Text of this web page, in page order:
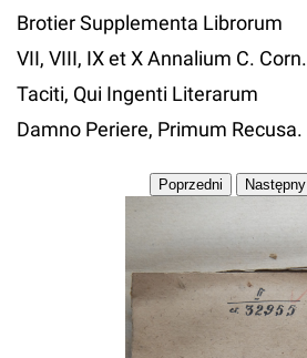
Brotier Supplementa Librorum
VII, VIII, IX et X Annalium C. Corn.
Taciti, Qui Ingenti Literarum
Damno Periere, Primum Recusa.